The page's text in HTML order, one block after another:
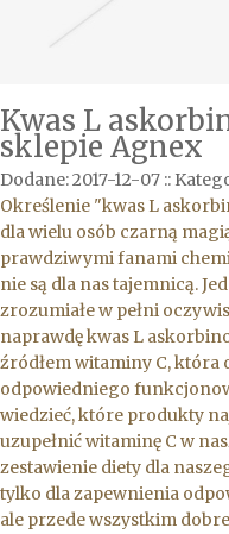
Kwas L
sklepie Agnex
Dodane: 2017-12-07 ::
Określenie "kwas L
dla wielu osób czarną
prawdziwymi fanami
nie są dla nas tajemnicą.
zrozumiałe w pełni
naprawdę kwas L
źródłem witaminy C, która
odpowiedniego
wiedzieć, które produkty
uzupełnić witaminę C w
zestawienie diety dla
tylko dla zapewnienia
ale przede wszystkim